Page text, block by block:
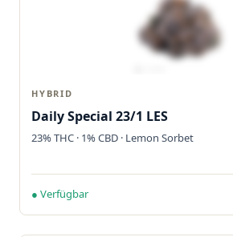
HYBRID
Daily Special 23/1 LES
23% THC · 1% CBD · Lemon Sorbet
● Verfügbar